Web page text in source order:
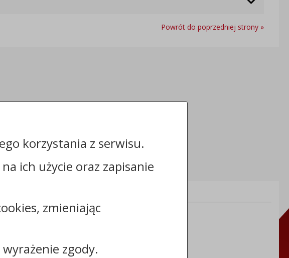
Powrót do poprzedniej strony »
NIP: 8891269126
korzystania z serwisu.
ich użycie oraz zapisanie
zmieniając
zgody.